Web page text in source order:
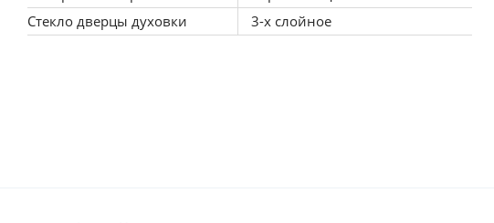
Стекло дверцы духовки
3-х слойное